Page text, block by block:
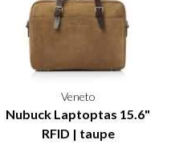
Veneto
Nubuck Laptoptas 15.6"
RFID | taupe